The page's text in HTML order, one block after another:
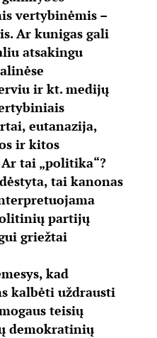
vertybinėmis –
Ar kunigas gali
atsakingu
ir kt. medijų
eutanazija,
ir kitos
tai „politika“?
tai kanonas
partijų
griežtai
kad
kalbėti uždrausti
teisių
demokratinių